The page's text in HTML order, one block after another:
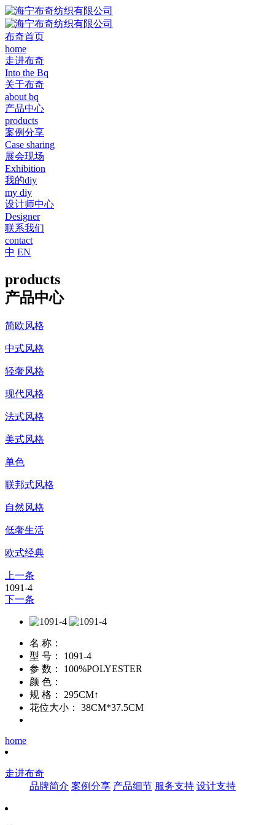
布奇首页
home
走进布奇
Into the Bq
关于布奇
about bq
产品中心
products
案例分享
Case sharing
展会现场
Exhibition
我的diy
my diy
设计师中心
Designer
联系我们
contact
中 EN
products
产品中心
简欧风格
中式风格
轻奢风格
现代风格
法式风格
美式风格
单色
联邦式风格
自然风格
低奢生活
欧式经典
上一条
1091-4
下一条
名 称：
型 号：
1091-4
参 数：
100%POLYESTER
颜 色：
规 格：
295CM↑
花位大小：
38CM*37.5CM
home
走进布奇
品牌简介 案例分享 产品细节 服务支持 设计支持